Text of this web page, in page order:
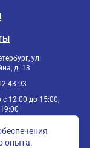
ул.
д. 13
43-93
с 12:00 до 15:00,
опыта.